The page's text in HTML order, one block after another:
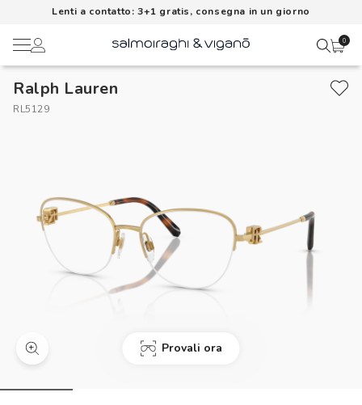
Lenti a contatto: 3+1 gratis, consegna in un giorno
0
Lenti a contatto
Occhiali da sole
AI Glasses
Metodi di pagamento
I miei ordini
Controllo visivo
Ralph Lauren
RL5129
Provali ora